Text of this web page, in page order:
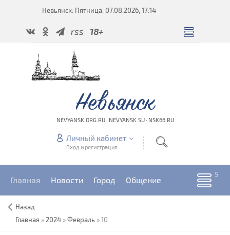
Невьянск: Пятница, 07.08.2026, 17:14
rss 18+
Невьянск
NEVYANSK.ORG.RU · NEVYANSK.SU · NSK66.RU
Личный кабинет
Вход и регистрация
Главная Новости Город Общение
Назад
Главная » 2024 »Февраль »10